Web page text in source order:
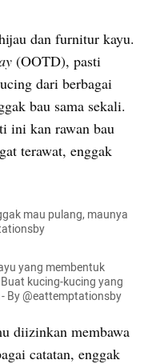
dan furnitur kayu.
(OOTD), pasti
dari berbagai
bau sama sekali.
ini kan rawan bau
terawat, enggak
mau pulang, maunya
yang membentuk
kucing-kucing yang
By @eattemptationsby
diizinkan membawa
catatan, enggak